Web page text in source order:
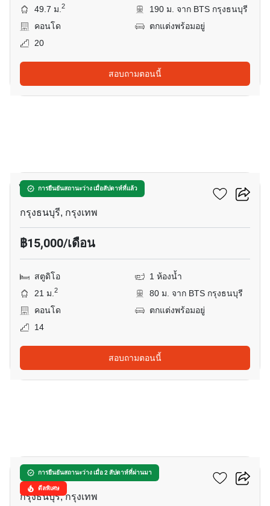
49.7 ม.2
190 ม. จาก BTS กรุงธนบุรี
คอนโด
ตกแต่งพร้อมอยู่
20
สอบถามตอนนี้
การยืนยันสถานะว่าง เมื่อสัปดาห์ที่แล้ว
ไอดีโอ โมบิ สาทร
กรุงธนบุรี, กรุงเทพ
฿15,000/เดือน
สตูดิโอ
1 ห้องน้ำ
21 ม.2
80 ม. จาก BTS กรุงธนบุรี
คอนโด
ตกแต่งพร้อมอยู่
14
สอบถามตอนนี้
การยืนยันสถานะว่าง เมื่อ 2 สัปดาห์ที่ผ่านมา
ดีลพิเศษ
วิลล่า สาทร
กรุงธนบุรี, กรุงเทพ